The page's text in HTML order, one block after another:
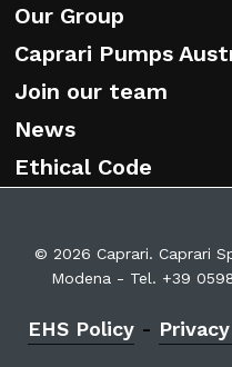
Our Group
Caprari Pumps
Join our team
News
Ethical Code
© 2026 Caprari. Caprari
Modena - Tel. +39
EHS Policy-